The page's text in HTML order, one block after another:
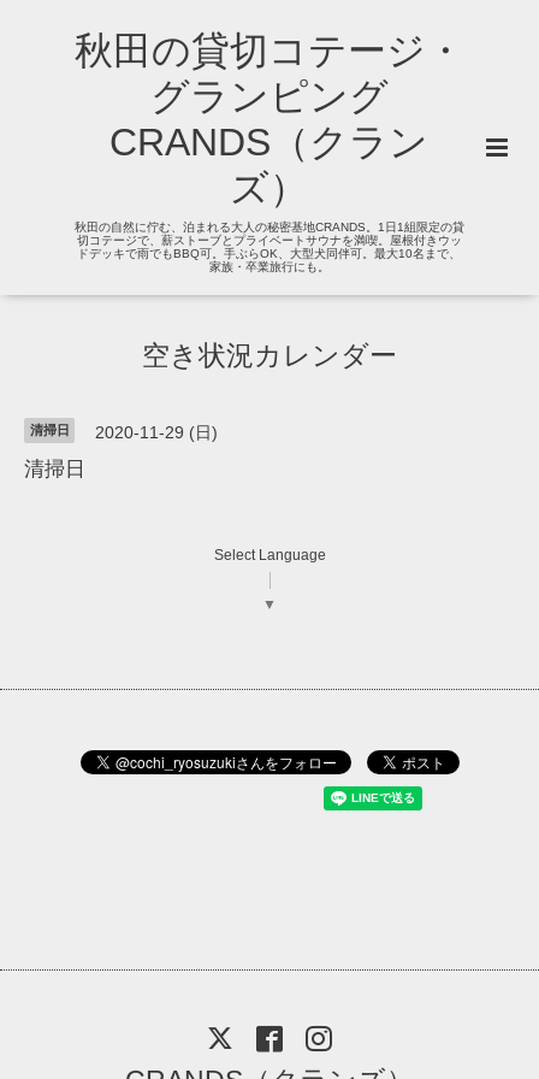
秋田の貸切コテージ・
グランピング
CRANDS（クラン
ズ）
秋田の自然に佇む、泊まれる大人の秘密基地CRANDS。1日1組限定の貸
切コテージで、薪ストーブとプライベートサウナを満喫。屋根付きウッ
ドデッキで雨でもBBQ可。手ぶらOK、大型犬同伴可。最大10名まで、
家族・卒業旅行にも。
空き状況カレンダー
清掃日 2020-11-29 (日)
清掃日
Select Language
▼